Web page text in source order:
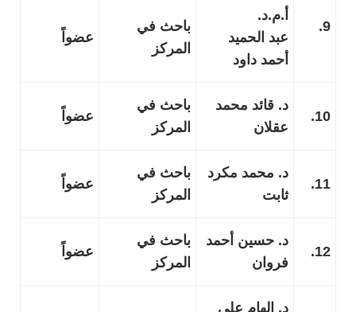
9.
أ.م.د.
عبد الحميد
أحمد داود
باحث في
المركز
عضواً
10.
د. قائد محمد
عقلان
باحث في
المركز
عضواً
11.
د. محمد مكرد
ثابت
باحث في
المركز
عضواً
12.
د. حسين أحمد
فروان
باحث في
المركز
عضواً
د. إلهام علي